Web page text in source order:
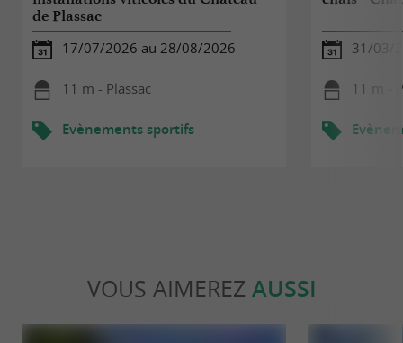
de Plassac
17/07/2026 au 28/08/2026
11 m - Plassac
Evènements sportifs
31/03/
11 m -
VOUS AIMEREZ AUSSI